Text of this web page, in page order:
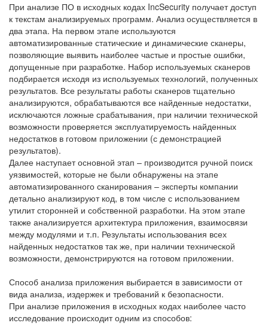
При анализе ПО в исходных кодах IncSecurity получает доступ
к текстам анализируемых программ. Анализ осуществляется в
два этапа. На первом этапе используются
автоматизированные статические и динамические сканеры,
позволяющие выявить наиболее частые и простые ошибки,
допущенные при разработке. Набор используемых сканеров
подбирается исходя из используемых технологий, полученных
результатов. Все результаты работы сканеров тщательно
анализируются, обрабатываются все найденные недостатки,
исключаются ложные срабатывания, при наличии технической
возможности проверяется эксплуатируемость найденных
недостатков в готовом приложении (с демонстрацией
результатов).
Далее наступает основной этап – производится ручной поиск
уязвимостей, которые не были обнаружены на этапе
автоматизированного сканирования – эксперты компании
детально анализируют код, в том числе с использованием
утилит сторонней и собственной разработки. На этом этапе
также анализируется архитектура приложения, взаимосвязи
между модулями и т.п. Результаты использования всех
найденных недостатков так же, при наличии технической
возможности, демонстрируются на готовом приложении.
Способ анализа приложения выбирается в зависимости от
вида анализа, издержек и требований к безопасности.
При анализе приложения в исходных кодах наиболее часто
исследование происходит одним из способов: